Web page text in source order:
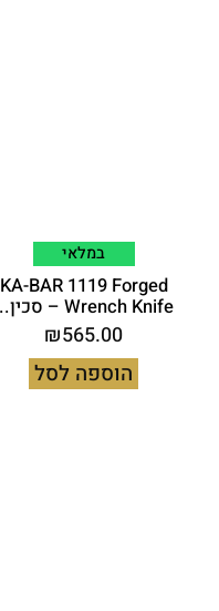
במלאי
KA-BAR 1119 Forged
Wrench Knife – סכין...
₪565.00
הוספה לסל